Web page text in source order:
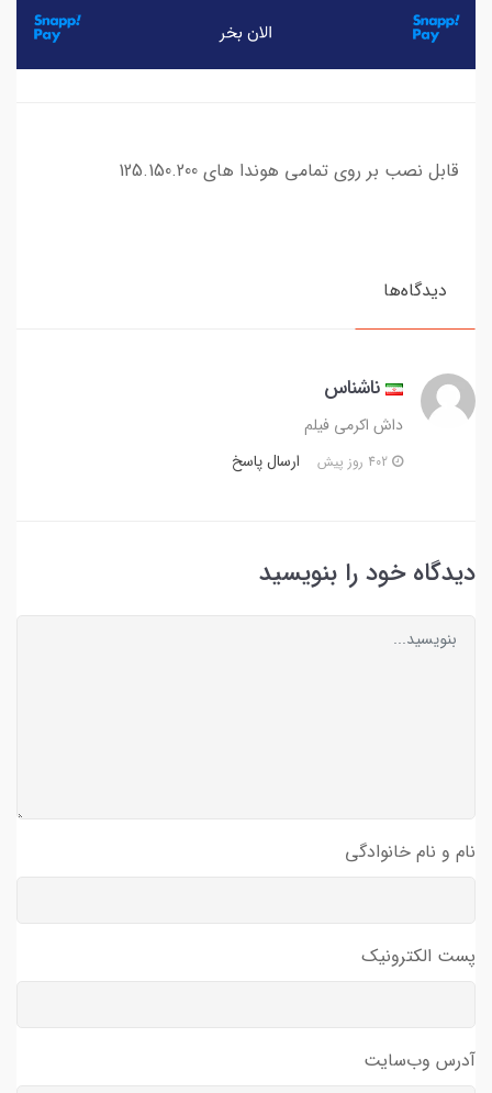
قابل نصب بر روی تمامی هوندا های 125.150.200
دیدگاه‌ها
ناشناس
داش اکرمی فیلم
ارسال پاسخ
دیدگاه خود را بنویسید
نام و نام خانوادگی
پست الکترونیک
آدرس وب‌سایت